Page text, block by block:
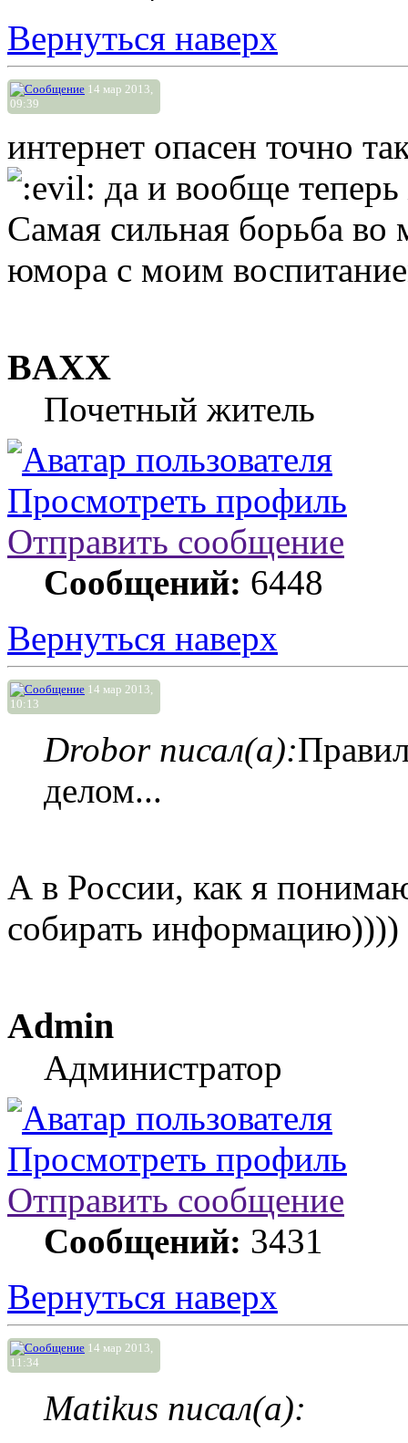
Вернуться наверх
14 мар 2013,
09:39
интернет опасен точно
да и вообще
Самая сильная борьба во
юмора с моим
BAXX
Почетный житель
Просмотреть профиль
Отправить сообщение
Сообщений: 6448
Вернуться наверх
14 мар 2013,
10:13
Drobor писал(а):
делом...
А в России, как я
собирать информацию))))
Admin
Администратор
Просмотреть профиль
Отправить сообщение
Сообщений: 3431
Вернуться наверх
14 мар 2013,
11:34
Matikus писал(а):